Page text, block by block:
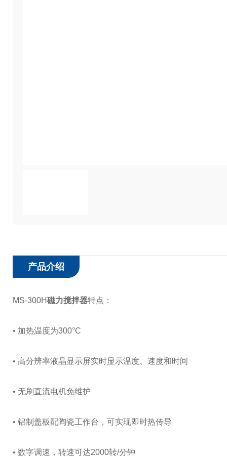
产品介绍
MS-300H磁力搅拌器特点：
• 加热温度为300°C
• 高分辨率液晶显示屏实时显示温度、速度和时间
• 无刷直流电机免维护
• 铝制盖板配陶瓷工作台，可实现即时热传导
• 数字调速，转速可达2000转/分钟